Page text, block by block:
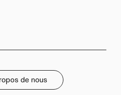
de nous